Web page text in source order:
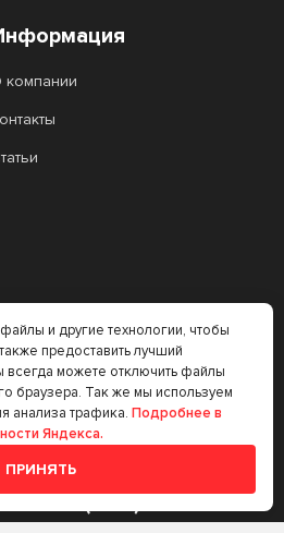
компании
+7 (383) 335-77-99
и другие технологии, чтобы
предоставить лучший
всегда можете отключить файлы
браузера. Так же мы используем
анализа трафика. Подробнее в
Яндекса.
ПРИНЯТЬ